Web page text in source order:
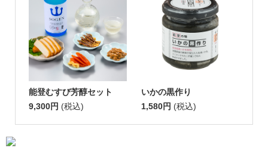
能登むすび芳醇セット
9,300円 (税込)
いかの黒作り
1,580円 (税込)